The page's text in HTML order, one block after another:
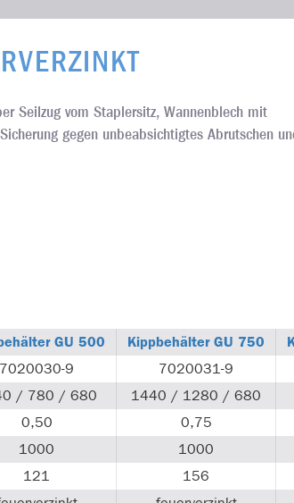
Seilzug vom Staplersitz, Wannenblech mit
gegen unbeabsichtigtes Abrutschen
GU 500 Kippbehälter GU 750
7020030-9 7020031-9
/ 780 / 680 1440 / 1280 / 680
0,50 0,75
1000 1000
121 156